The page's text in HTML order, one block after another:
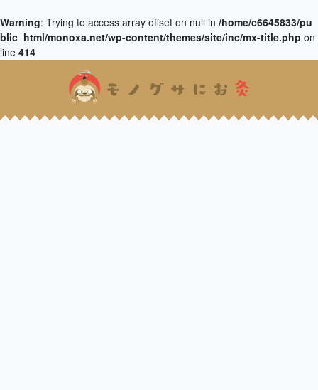
Warning: Trying to access array offset on null in /home/c6645833/pu
blic_html/monoxa.net/wp-content/themes/site/inc/mx-title.php on
line 414